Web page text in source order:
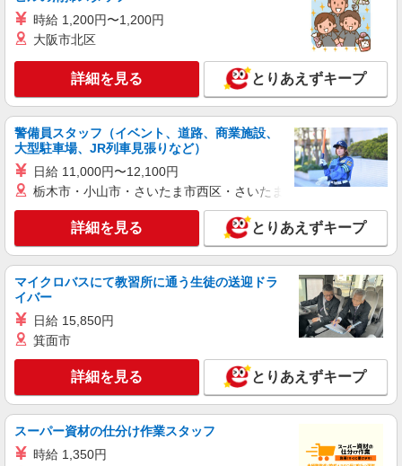
時給 1,200円〜1,200円
大阪市北区
詳細を見る とりあえずキープ
警備員スタッフ（イベント、道路、商業施設、
大型駐車場、JR列車見張りなど）
日給 11,000円〜12,100円
栃木市・小山市・さいたま市西区・さいたま市岩槻区・久喜市・
詳細を見る とりあえずキープ
マイクロバスにて教習所に通う生徒の送迎ドラ
イバー
日給 15,850円
箕面市
詳細を見る とりあえずキープ
スーパー資材の仕分け作業スタッフ
時給 1,350円